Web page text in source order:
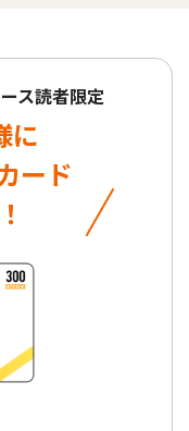
ス読者限定
に
ード